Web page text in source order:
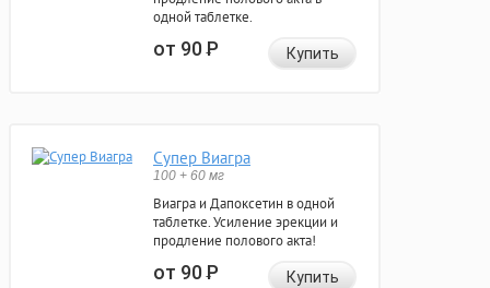
одной таблетке.
от 90Р Купить
Супер Виагра
100 + 60 мг
Виагра и Дапоксетин в одной
таблетке. Усиление эрекции и
продление полового акта!
от 90Р Купить